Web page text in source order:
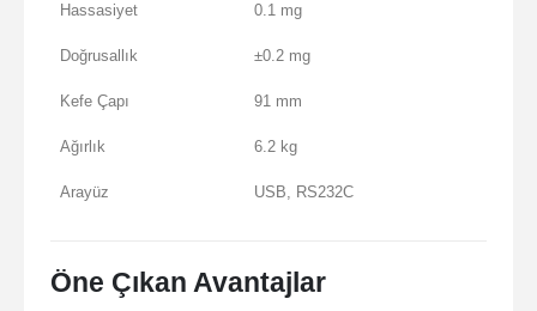
Hassasiyet 0.1 mg
Doğrusallık ±0.2 mg
Kefe Çapı 91 mm
Ağırlık 6.2 kg
Arayüz USB, RS232C
Öne Çıkan Avantajlar